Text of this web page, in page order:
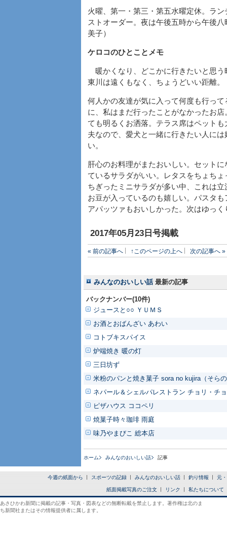
火曜、第一・第三・第五水曜定休。ラ
ストオーダー。夜は午後五時から午後
美子）
ケロコのひとことメモ
暖かくなり、どこかに行きたいと思う
東川は遠くもなく、ちょうどいい距離。
何人かの友達が気に入って何度も行って
に、私はまだ行ったことがなかったお店
ても明るくお洒落。テラス席はペットも
夫なので、愛犬と一緒に行きたい人には
い。
肝心のお料理がまたおいしい。セットに
ているサラダがいい。レタスをちょちょ
ちぎったミニサラダが多い中、これは立
お豆が入っているのも嬉しい。パスタも
アパッツァもおいしかった。次はゆっ
2017年05月23日号掲載
« 前の記事へ ↑このページの上へ 次の記事へ »
みんなのおいしい話 最新の記事
バックナンバー(10件)
ジュースと○○ ＹＵＭＳ
お酒とおばんざい あわい
コトブキスパイス
炉端焼き 暖の灯
三日坊ず
米粉のパンと焼き菓子 sora no kujira（そら
ネパール＆シェルパレストラン チョリ・チ
ピザハウス ココペリ
焼菓子時々珈琲 雨庭
味乃やまびこ 総本店
ホーム みんなのおいしい話 記事
今週の紙面から スポーツの記録 みんなのおいしい話 釣り情報 元
紙面掲載写真のご注文 リンク 私たちについて
あさひかわ新聞に掲載の記事・写真・図表などの無断転載を禁止します。著作権は北のま
ち新聞社またはその情報提供者に属します。